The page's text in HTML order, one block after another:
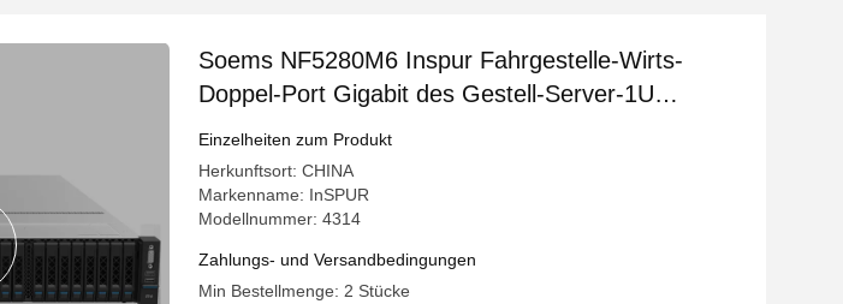
Soems NF5280M6 Inspur Fahrgestelle-Wirts-
Doppel-Port Gigabit des Gestell-Server-1U
Rackmount
Einzelheiten zum Produkt
Herkunftsort: CHINA
Markenname: InSPUR
Modellnummer: 4314
Zahlungs- und Versandbedingungen
Min Bestellmenge: 2 Stücke